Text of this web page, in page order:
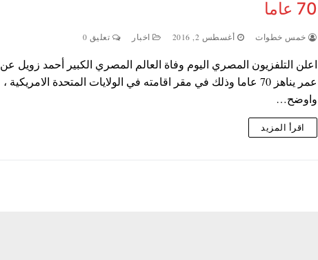
70 عاما
خمس خطوات أغسطس 2, 2016 اخبار تعليق 0
اعلن التلفزيون المصري اليوم وفاة العالم المصري الكبير أحمد زويل عن
عمر يناهز 70 عاما وذلك في مقر اقامته في الولايات المتحدة الامريكية ،
واوضح…
اقرأ المزيد